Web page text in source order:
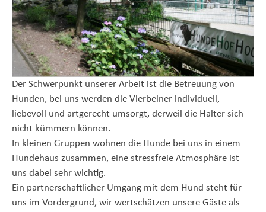
Der Schwerpunkt unserer Arbeit ist die Betreuung von
Hunden, bei uns werden die Vierbeiner individuell,
liebevoll und artgerecht umsorgt, derweil die Halter sich
nicht kümmern können.
In kleinen Gruppen wohnen die Hunde bei uns in einem
Hundehaus zusammen, eine stressfreie Atmosphäre ist
uns dabei sehr wichtig.
Ein partnerschaftlicher Umgang mit dem Hund steht für
uns im Vordergrund, wir wertschätzen unsere Gäste als